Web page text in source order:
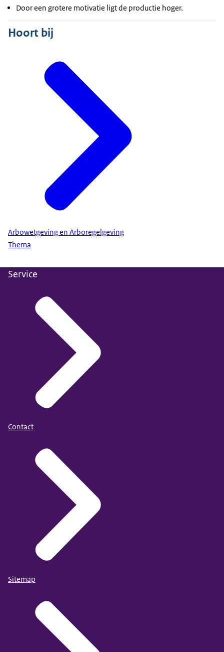
Door een grotere motivatie ligt de productie hoger.
Hoort bij
Arbowetgeving en Arboregelgeving
Thema
Service
Contact
Sitemap